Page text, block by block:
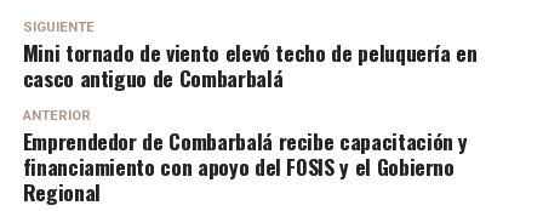
SIGUIENTE
Mini tornado de viento elevó techo de peluquería en
casco antiguo de Combarbalá
ANTERIOR
Emprendedor de Combarbalá recibe capacitación y
financiamiento con apoyo del FOSIS y el Gobierno
Regional